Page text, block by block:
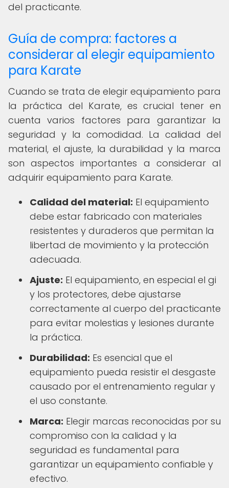
del practicante.
Guía de compra: factores a
considerar al elegir equipamiento
para Karate
Cuando se trata de elegir equipamiento para
la práctica del Karate, es crucial tener en
cuenta varios factores para garantizar la
seguridad y la comodidad. La calidad del
material, el ajuste, la durabilidad y la marca
son aspectos importantes a considerar al
adquirir equipamiento para Karate.
Calidad del material: El equipamiento
debe estar fabricado con materiales
resistentes y duraderos que permitan la
libertad de movimiento y la protección
adecuada.
Ajuste: El equipamiento, en especial el gi
y los protectores, debe ajustarse
correctamente al cuerpo del practicante
para evitar molestias y lesiones durante
la práctica.
Durabilidad: Es esencial que el
equipamiento pueda resistir el desgaste
causado por el entrenamiento regular y
el uso constante.
Marca: Elegir marcas reconocidas por su
compromiso con la calidad y la
seguridad es fundamental para
garantizar un equipamiento confiable y
efectivo.